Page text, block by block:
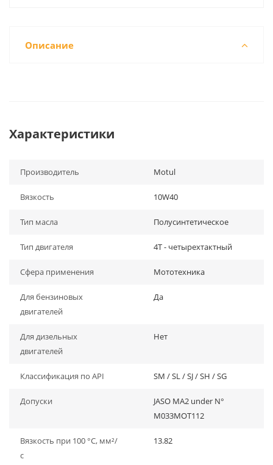
Описание
Характеристики
Производитель Motul
Вязкость 10W40
Тип масла Полусинтетическое
Тип двигателя 4Т - четырехтактный
Сфера применения Мототехника
Для бензиновых
двигателей
Да
Для дизельных
двигателей
Нет
Классификация по API SM / SL / SJ / SH / SG
Допуски
JASO MA2 under N°
M033MOT112
Вязкость при 100 °C, мм²/
с
13.82